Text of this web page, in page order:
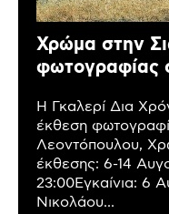
Χρώμα στην
φωτογραφίας
Η Γκαλερί Δια
έκθεση
Λεοντόπουλου,
έκθεσης: 6-14
23:00Εγκαίνια: 6
Νικολάου...